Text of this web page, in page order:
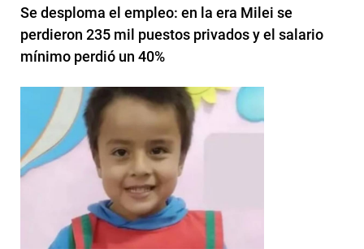
Se desploma el empleo: en la era Milei se
perdieron 235 mil puestos privados y el salario
mínimo perdió un 40%